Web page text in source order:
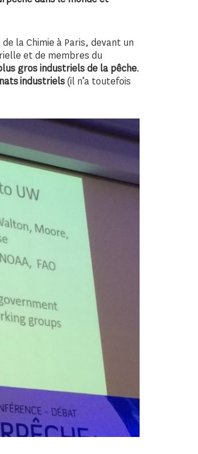
la Chimie à Paris, devant un
et de membres du
gros industriels de la pêche.
industriels(il n’a toutefois